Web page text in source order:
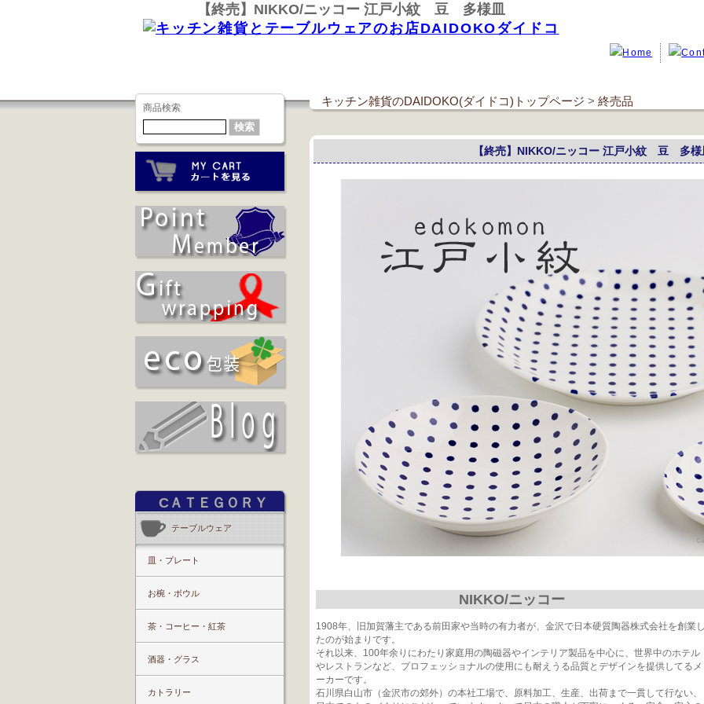
【終売】NIKKO/ニッコー 江戸小紋 豆 多様皿
商品検索
CＡＴＥＧＯＲＹ
テーブルウェア
皿・プレート
お椀・ボウル
茶・コーヒー・紅茶
酒器・グラス
カトラリー
キッチン雑貨のDAIDOKO(ダイドコ)トップページ > 終売品
【終売】NIKKO/ニッコー 江戸小紋 豆 多様
NIKKO/ニッコー
1908年、旧加賀藩主である前田家や当時の有力者が、金沢で日本硬質陶器株式会社を創業
たのが始まりです。
それ以来、100年余りにわたり家庭用の陶磁器やインテリア製品を中心に、世界中のホテル
やレストランなど、プロフェッショナルの使用にも耐えうる品質とデザインを提供してるメ
ーカーです。
石川県白山市（金沢市の郊外）の本社工場で、原料加工、生産、出荷まで一貫して行ない、